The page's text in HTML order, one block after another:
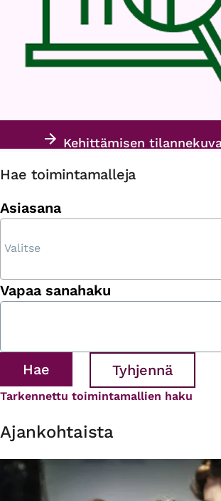
Kehittämisen
Hae toimintamalleja
Asiasana
Vapaa sanahaku
Tarkennettu toimintamallien haku
Ajankohtaista